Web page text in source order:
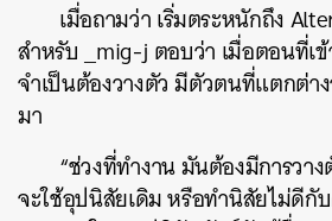
เมื่อถามว่า เริ่มตระหนักถึง
สำหรับ _mig-j ตอบว่า เมื่อตอนที่เ
จำเป็นต้องวางตัว มีตัวตนที่แตกต่า
มา
“ช่วงที่ทำงาน มันต้องมีการวา
จะใช้อุปนิสัยเดิม หรือทำนิสัยไม่ดีกั